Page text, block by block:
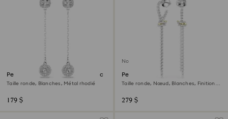
Pendants d'oreilles Una Angelic
Taille ronde, Blanches, Métal rhodié
179 $
Nouveau
Pendants d'oreilles Hyperbola
Taille ronde, Nœud, Blanches, Finition
279 $